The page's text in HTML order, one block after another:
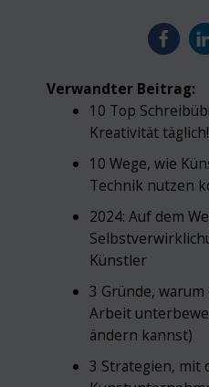
Verwandter Beitrag:
10 Top
Kreativität täglich!
10 Wege, wie
Technik nutzen
2024: Auf dem
Künstler
3 Gründe,
Arbeit
ändern kannst)
3 Strategien, mit